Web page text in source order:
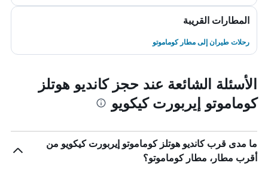
المطارات القريبة
رحلات طيران إلى مطار كوماموتو
الأسئلة الشائعة عند حجز كانديو هوتلز
كوماموتو إيربورت كيكويو
ما مدى قرب كانديو هوتلز كوماموتو إيربورت كيكويو من
أقرب مطار، مطار كوماموتو؟